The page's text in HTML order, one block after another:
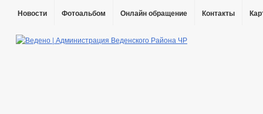
Новости Фотоальбом Онлайн обращение Контакты